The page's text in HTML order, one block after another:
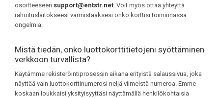
osoitteeseen support@entstr.net. Voit myös ottaa yhteyttä
rahoituslaitokseesi varmistaaksesi onko korttisi toiminnassa
ongelmia.
Mistä tiedän, onko luottokorttitietojeni syöttäminen
verkkoon turvallista?
Käytämme rekisteröintiprosessin aikana erityistä salaussivua, joka
näyttää vain luottokorttinumerosi neljä viimeistä numeroa. Emme
koskaan loukkaisi yksityisyyttäsi näyttämällä henkilökohtaisia